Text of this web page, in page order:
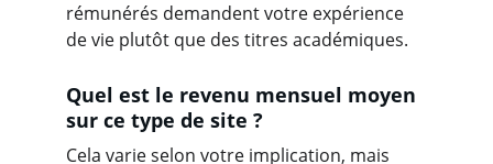
rémunérés demandent votre expérience
de vie plutôt que des titres académiques.
Quel est le revenu mensuel moyen
sur ce type de site ?
Cela varie selon votre implication, mais